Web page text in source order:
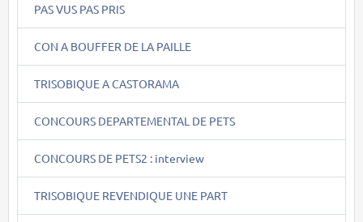
PAS VUS PAS PRIS
CON A BOUFFER DE LA PAILLE
TRISOBIQUE A CASTORAMA
CONCOURS DEPARTEMENTAL DE PETS
CONCOURS DE PETS2 : interview
TRISOBIQUE REVENDIQUE UNE PART